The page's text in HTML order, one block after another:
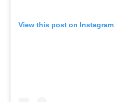
View this post on Instagram